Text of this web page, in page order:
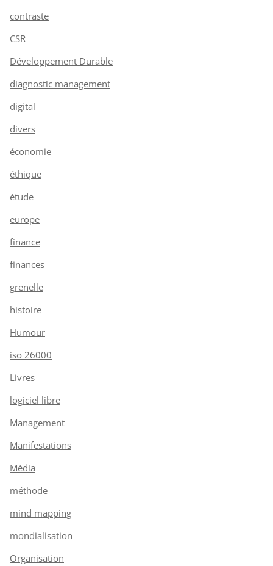
contraste
CSR
Développement Durable
diagnostic management
digital
divers
économie
éthique
étude
europe
finance
finances
grenelle
histoire
Humour
iso 26000
Livres
logiciel libre
Management
Manifestations
Média
méthode
mind mapping
mondialisation
Organisation